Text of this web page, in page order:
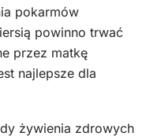
pokarmów
powinno trwać
przez matkę
najlepsze dla
żywienia zdrowych